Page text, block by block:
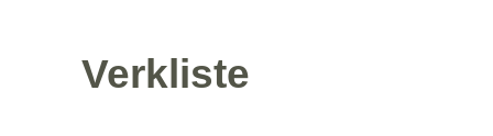
Verkliste